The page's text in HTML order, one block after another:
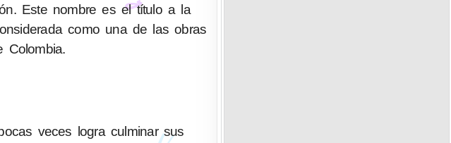
Este nombre es el título a la
como una de las obras
Colombia.
veces logra culminar sus